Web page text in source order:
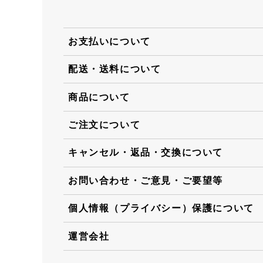
お支払いについて
配送・送料について
商品について
ご注文について
キャンセル・返品・交換について
お問い合わせ・ご意見・ご要望等
個人情報（プライバシー）保護について
運営会社